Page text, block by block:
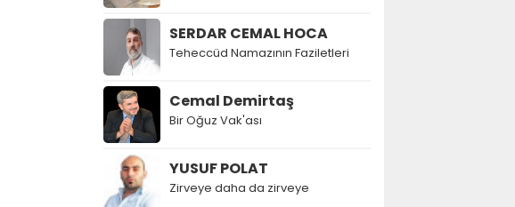
SERDAR CEMAL HOCA
Teheccüd Namazının Faziletleri
Cemal Demirtaş
Bir Oğuz Vak'ası
YUSUF POLAT
Zirveye daha da zirveye